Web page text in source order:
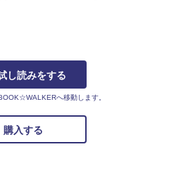
し読みをする
へ移動します。
購入する